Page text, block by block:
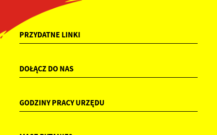
PRZYDATNE LINKI
DOŁĄCZ DO NAS
GODZINY PRACY URZĘDU